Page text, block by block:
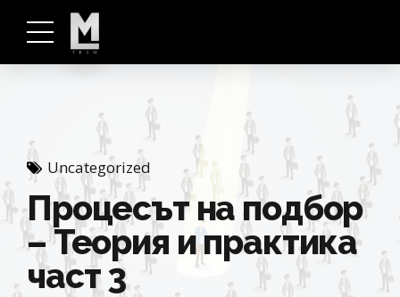
Uncategorized
Процесът на подбор
– Теория и практика
част 3